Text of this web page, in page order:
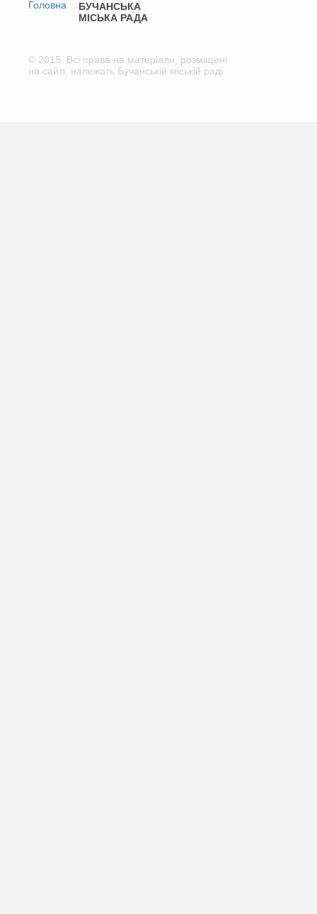
БУЧАНСЬКА
МІСЬКА РАДА
© 2015. Всі права на матеріали, розміщені
на сайті, належать Бучанській міській раді